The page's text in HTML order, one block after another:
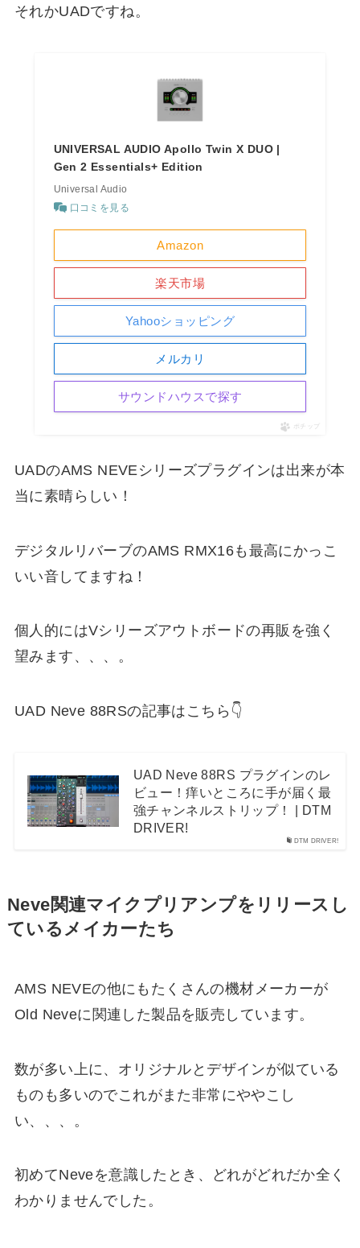
それかUADですね。
UNIVERSAL AUDIO Apollo Twin X DUO |
Gen 2 Essentials+ Edition
Universal Audio
口コミを見る
Amazon
楽天市場
Yahooショッピング
メルカリ
サウンドハウスで探す
ポチップ
UADのAMS NEVEシリーズプラグインは出来が本
当に素晴らしい！
デジタルリバーブのAMS RMX16も最高にかっこ
いい音してますね！
個人的にはVシリーズアウトボードの再販を強く
望みます、、、。
UAD Neve 88RSの記事はこちら👇
DTM DRIVER!
UAD Neve 88RS プラグインのレ
ビュー！痒いところに手が届く最
強チャンネルストリップ！ | DTM
DRIVER!
Neve関連マイクプリアンプをリリースし
ているメイカーたち
AMS NEVEの他にもたくさんの機材メーカーが
Old Neveに関連した製品を販売しています。
数が多い上に、オリジナルとデザインが似ている
ものも多いのでこれがまた非常にややこし
い、、、。
初めてNeveを意識したとき、どれがどれだか全く
わかりませんでした。